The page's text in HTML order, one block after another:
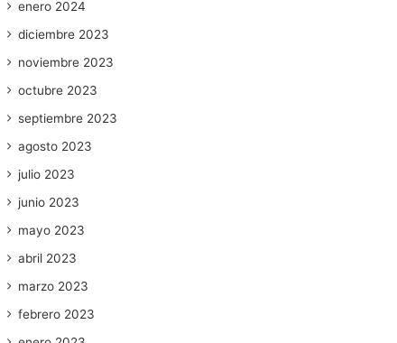
enero 2024
diciembre 2023
noviembre 2023
octubre 2023
septiembre 2023
agosto 2023
julio 2023
junio 2023
mayo 2023
abril 2023
marzo 2023
febrero 2023